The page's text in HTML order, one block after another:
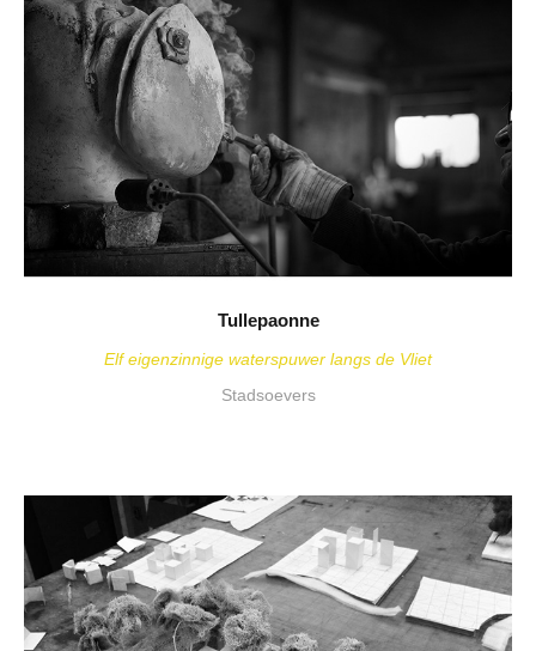
Tullepaonne
Elf eigenzinnige waterspuwer langs de Vliet
Stadsoevers